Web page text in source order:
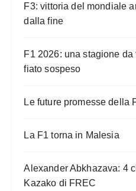
F3: vittoria del mondiale
dalla fine
F1 2026: una stagione da
fiato sospeso
Le future promesse della
La F1 torna in Malesia
Alexander Abkhazava: 4
Kazako di FREC